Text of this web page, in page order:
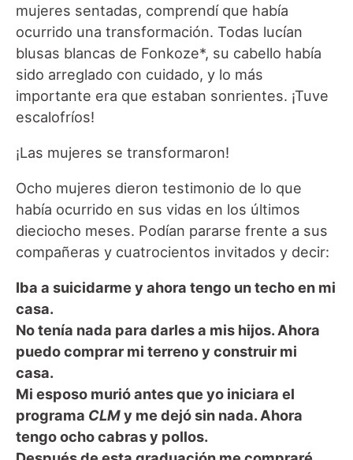
mujeres sentadas, comprendí que había
ocurrido una transformación. Todas lucían
blusas blancas de Fonkoze*, su cabello había
sido arreglado con cuidado, y lo más
importante era que estaban sonrientes. ¡Tuve
escalofríos!
¡Las mujeres se transformaron!
Ocho mujeres dieron testimonio de lo que
había ocurrido en sus vidas en los últimos
dieciocho meses. Podían pararse frente a sus
compañeras y cuatrocientos invitados y decir:
Iba a suicidarme y ahora tengo un techo en mi
casa.
No tenía nada para darles a mis hijos. Ahora
puedo comprar mi terreno y construir mi
casa.
Mi esposo murió antes que yo iniciara el
programa CLMy me dejó sin nada. Ahora
tengo ocho cabras y pollos.